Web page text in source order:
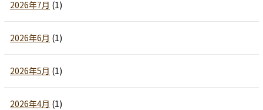
2026年7月 (1)
2026年6月 (1)
2026年5月 (1)
2026年4月 (1)